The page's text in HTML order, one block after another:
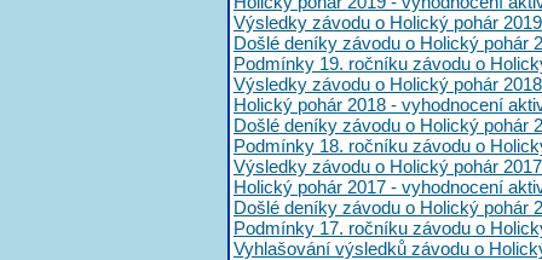
Výsledky závodu o Holický pohár 2019
Došlé deníky závodu o Holický pohár
Podmínky 19. ročníku závodu o
Výsledky závodu o Holický pohár 2018
Holický pohár 2018 - vyhodnocení
Došlé deníky závodu o Holický pohár
Podmínky 18. ročníku závodu o
Výsledky závodu o Holický pohár 2017
Holický pohár 2017 - vyhodnocení
Došlé deníky závodu o Holický pohár
Podmínky 17. ročníku závodu o
Vyhlašování výsledků závodu o